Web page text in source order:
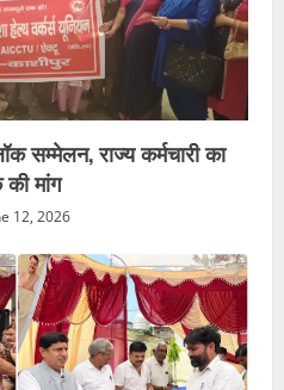
सम्मेलन, राज्य कर्मचारी का
मांग
12, 2026